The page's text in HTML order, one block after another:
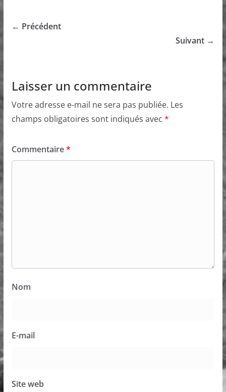
← Précédent
Suivant →
Laisser un commentaire
Votre adresse e-mail ne sera pas publiée. Les
champs obligatoires sont indiqués avec *
Commentaire*
Nom
E-mail
Site web